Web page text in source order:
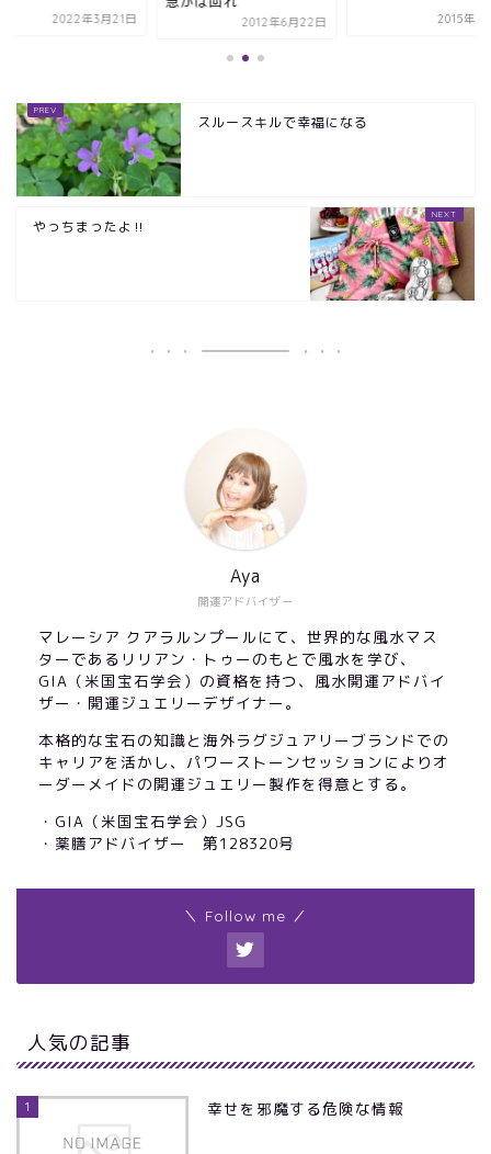
2022年3月21日 2012年6月22日 2015年1
スルースキルで幸福になる
やっちまったよ‼️
開運アドバイザー
Aya
マレーシア クアラルンプールにて、世界的な風水マス
ターであるリリアン・トゥーのもとで風水を学び、
GIA（米国宝石学会）の資格を持つ、風水開運アドバイ
ザー・開運ジュエリーデザイナー。
本格的な宝石の知識と海外ラグジュアリーブランドでの
キャリアを活かし、パワーストーンセッションによりオ
ーダーメイドの開運ジュエリー製作を得意とする。
・GIA（米国宝石学会）JSG
・薬膳アドバイザー 第128320号
＼ Follow me ／
人気の記事
1 幸せを邪魔する危険な情報